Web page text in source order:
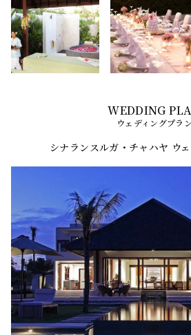
ウェディングプラン
シナランスルガ・チャハヤ ウ